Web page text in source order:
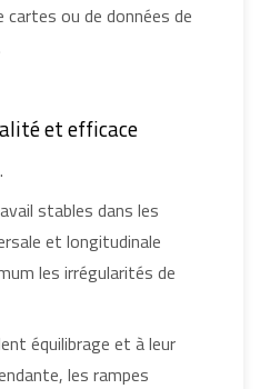
ou de données de
et efficace
stables dans les
et longitudinale
les irrégularités de
équilibrage et à leur
les rampes